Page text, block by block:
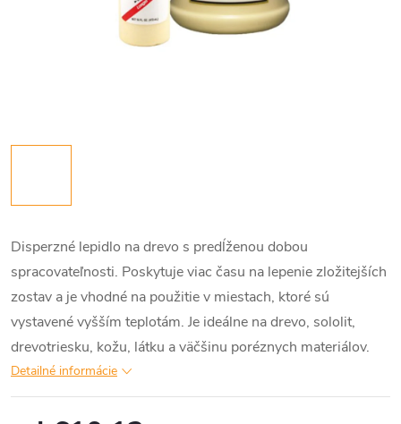
Disperzné lepidlo na drevo s predĺženou dobou
spracovateľnosti. Poskytuje viac času na lepenie zložitejších
zostav a je vhodné na použitie v miestach, ktoré sú
vystavené vyšším teplotám. Je ideálne na drevo, sololit,
drevotriesku, kožu, látku a väčšinu poréznych materiálov.
Detailné informácie